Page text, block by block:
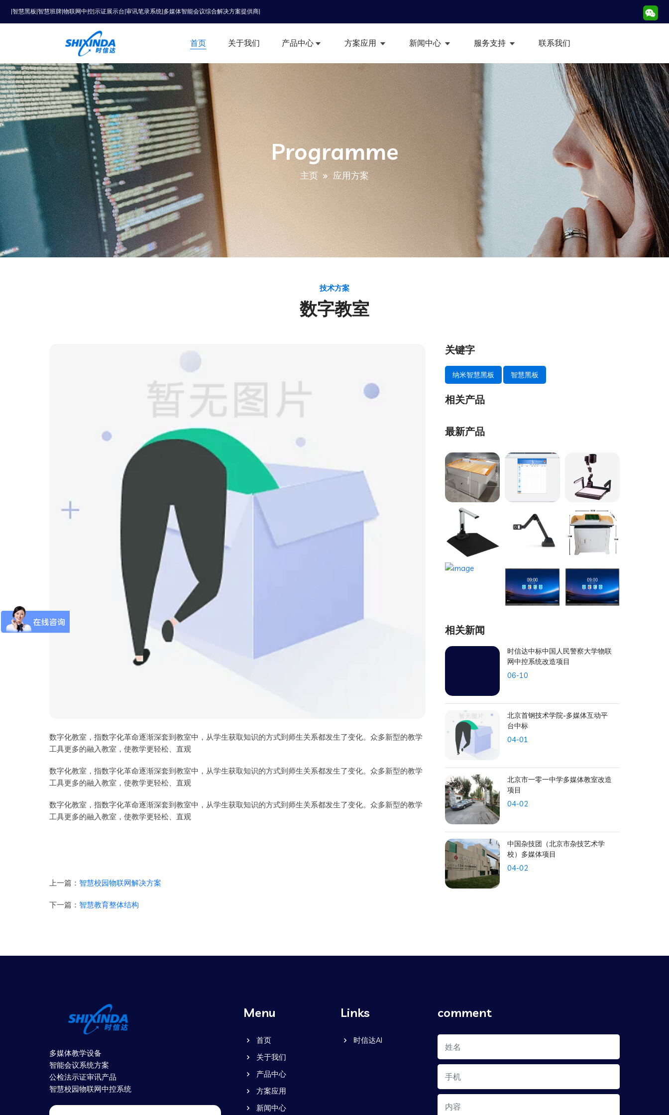
|智慧黑板|智慧班牌|物联网中控|示证展示台|审讯笔录系统|多媒体智能会议综合解决方案提供商|
首页 关于我们 产品中心 方案应用 新闻中心 服务支持 联系我们
Programme
主页 应用方案
技术方案
数字教室
数字化教室，指数字化革命逐渐深套到教室中，从学生获取知识的方式到师生关系都发生了变化。众多新型的教学
工具更多的融入教室，使教学更轻松、直观
数字化教室，指数字化革命逐渐深套到教室中，从学生获取知识的方式到师生关系都发生了变化。众多新型的教学
工具更多的融入教室，使教学更轻松、直观
数字化教室，指数字化革命逐渐深套到教室中，从学生获取知识的方式到师生关系都发生了变化。众多新型的教学
工具更多的融入教室，使教学更轻松、直观
上一篇： 智慧校园物联网解决方案
下一篇： 智慧教育整体结构
关键字
纳米智慧黑板 智慧黑板
相关产品
最新产品
相关新闻
时信达中标中国人民警察大学物联
网中控系统改造项目
06-10
北京首钢技术学院-多媒体互动平
台中标
04-01
北京市一零一中学多媒体教室改造
项目
04-02
中国杂技团（北京市杂技艺术学
校）多媒体项目
04-02
多媒体教学设备
智能会议系统方案
公检法示证审讯产品
智慧校园物联网中控系统
Menu
首页
关于我们
产品中心
方案应用
新闻中心
Links
时信达AI
comment